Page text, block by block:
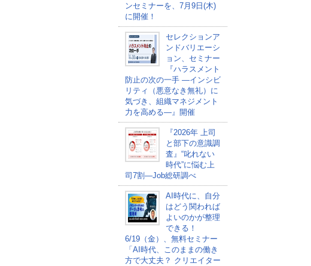
ンセミナーを、7月9日(木)
に開催！
セレクションア
ンドバリエーシ
ョン、セミナー
『ハラスメント
防止の次の一手 ―インシビ
リティ（悪意なき無礼）に
気づき、組織マネジメント
力を高める―』開催
『2026年 上司
と部下の意識調
査』“叱れない
時代”に悩む上
司7割―Job総研調べ
AI時代に、自分
はどう関われば
よいのかが整理
できる！
6/19（金）、無料セミナー
「AI時代、このままの働き
方で大丈夫？ クリエイター